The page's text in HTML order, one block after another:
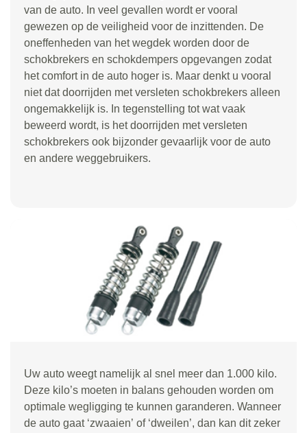
van de auto. In veel gevallen wordt er vooral
gewezen op de veiligheid voor de inzittenden. De
oneffenheden van het wegdek worden door de
schokbrekers en schokdempers opgevangen zodat
het comfort in de auto hoger is. Maar denkt u vooral
niet dat doorrijden met versleten schokbrekers alleen
ongemakkelijk is. In tegenstelling tot wat vaak
beweerd wordt, is het doorrijden met versleten
schokbrekers ook bijzonder gevaarlijk voor de auto
en andere weggebruikers.
Uw auto weegt namelijk al snel meer dan 1.000 kilo.
Deze kilo’s moeten in balans gehouden worden om
optimale wegligging te kunnen garanderen. Wanneer
de auto gaat ‘zwaaien’ of ‘dweilen’, dan kan dit zeker